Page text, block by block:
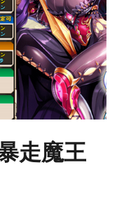
走魔王